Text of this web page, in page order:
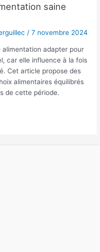
saine
/7 novembre 2024
alimentation adapter pour
car elle influence à la fois
Cet article propose des
alimentaires équilibrés
de cette période.